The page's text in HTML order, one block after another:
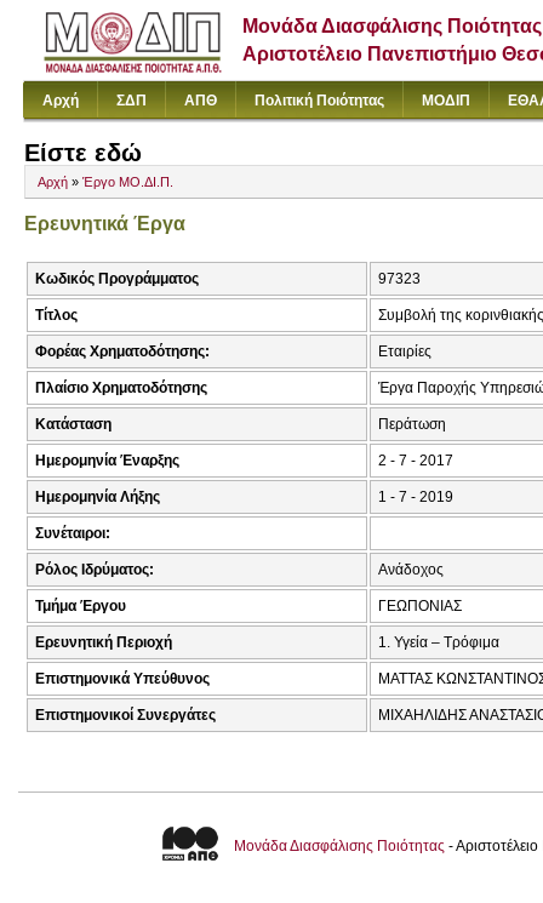
Μονάδα Διασφάλισης Ποιότητας
Αριστοτέλειο Πανεπιστήμιο
Αρχή ΣΔΠ ΑΠΘ Πολιτική Ποιότητας ΜΟΔΙΠ
Είστε εδώ
Αρχή » Έργο ΜΟ.ΔΙ.Π.
Ερευνητικά Έργα
Κωδικός Προγράμματος 97323
Τίτλος Συμβολή της
Φορέας Χρηματοδότησης: Εταιρίες
Πλαίσιο Χρηματοδότησης Έργα Παροχής
Κατάσταση Περάτωση
Ημερομηνία Έναρξης 2 - 7 - 2017
Ημερομηνία Λήξης 1 - 7 - 2019
Συνέταιροι:
Ρόλος Ιδρύματος: Ανάδοχος
Τμήμα Έργου ΓΕΩΠΟΝΙΑΣ
Ερευνητική Περιοχή 1. Υγεία – Τρόφιμα
Επιστημονικά Υπεύθυνος ΜΑΤΤΑΣ
Επιστημονικοί Συνεργάτες ΜΙΧΑΗΛΙΔΗΣ
Μονάδα Διασφάλισης Ποιότητας -